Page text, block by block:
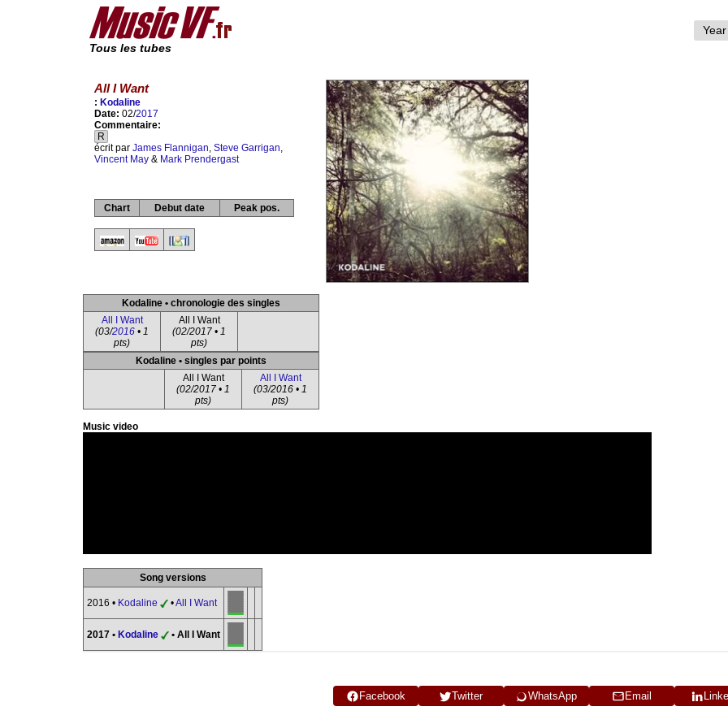
Tous les tubes
All I Want
: Kodaline
Date: 02/2017
Commentaire:
R
écrit par James Flannigan, Steve Garrigan,
Vincent May & Mark Prendergast
Chart Debut date Peak pos.
Kodaline • chronologie des singles
All I Want
(03/2016 • 1
pts)
All I Want
(02/2017 • 1
pts)
Kodaline • singles par points
All I Want
(02/2017 • 1
pts)
All I Want
(03/2016 • 1
pts)
Music video
Song versions
2016 • Kodaline •All I Want
2017 • Kodaline • All I Want
Facebook Twitter WhatsApp Email